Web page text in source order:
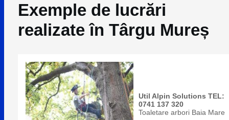
Exemple de lucrări
realizate în Târgu Mureș
Util Alpin Solutions TEL:
0741 137 320
Toaletare arbori Baia Mare